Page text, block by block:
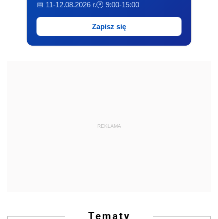
📅 11-12.08.2026 r.🕐 9:00-15:00
Zapisz się
REKLAMA
Tematy